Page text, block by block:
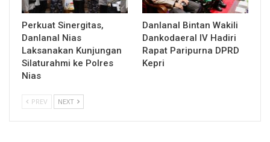
Perkuat Sinergitas,
Danlanal Nias
Laksanakan Kunjungan
Silaturahmi ke Polres
Nias
Danlanal Bintan Wakili
Dankodaeral IV Hadiri
Rapat Paripurna DPRD
Kepri
PREV NEXT